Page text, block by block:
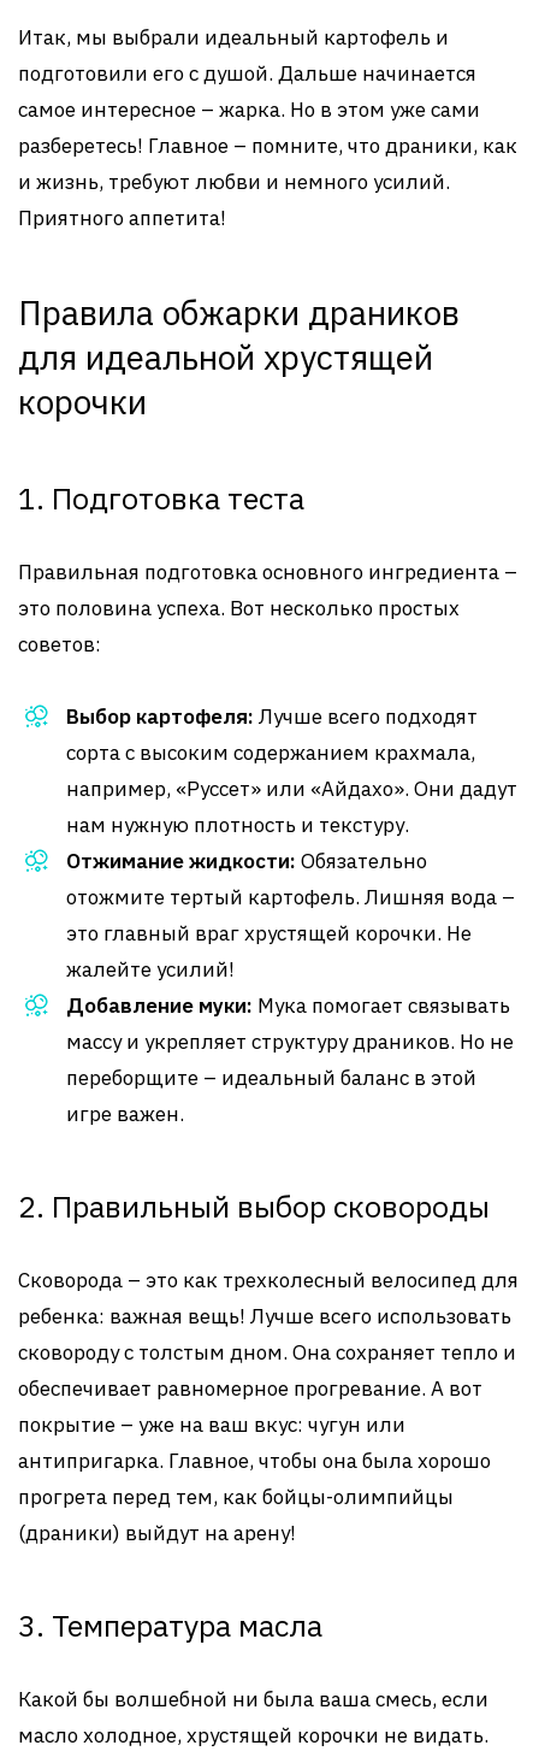
Итак, мы выбрали идеальный картофель и
подготовили его с душой. Дальше начинается
самое интересное – жарка. Но в этом уже сами
разберетесь! Главное – помните, что драники, как
и жизнь, требуют любви и немного усилий.
Приятного аппетита!
Правила обжарки драников
для идеальной хрустящей
корочки
1. Подготовка теста
Правильная подготовка основного ингредиента –
это половина успеха. Вот несколько простых
советов:
Выбор картофеля: Лучше всего подходят
сорта с высоким содержанием крахмала,
например, «Руссет» или «Айдахо». Они дадут
нам нужную плотность и текстуру.
Отжимание жидкости: Обязательно
отожмите тертый картофель. Лишняя вода –
это главный враг хрустящей корочки. Не
жалейте усилий!
Добавление муки: Мука помогает связывать
массу и укрепляет структуру драников. Но не
переборщите – идеальный баланс в этой
игре важен.
2. Правильный выбор сковороды
Сковорода – это как трехколесный велосипед для
ребенка: важная вещь! Лучше всего использовать
сковороду с толстым дном. Она сохраняет тепло и
обеспечивает равномерное прогревание. А вот
покрытие – уже на ваш вкус: чугун или
антипригарка. Главное, чтобы она была хорошо
прогрета перед тем, как бойцы-олимпийцы
(драники) выйдут на арену!
3. Температура масла
Какой бы волшебной ни была ваша смесь, если
масло холодное, хрустящей корочки не видать.